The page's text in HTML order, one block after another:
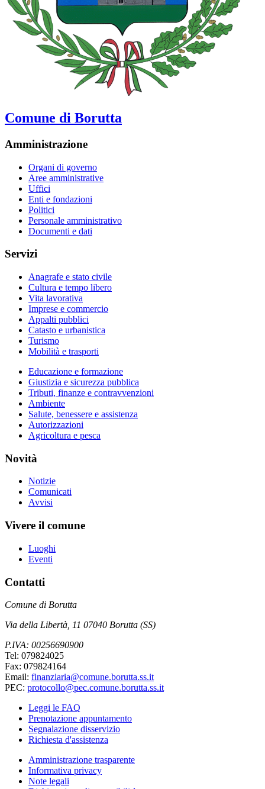
Comune di Borutta
Amministrazione
Organi di governo
Aree amministrative
Uffici
Enti e fondazioni
Politici
Personale amministrativo
Documenti e dati
Servizi
Anagrafe e stato civile
Cultura e tempo libero
Vita lavorativa
Imprese e commercio
Appalti pubblici
Catasto e urbanistica
Turismo
Mobilità e trasporti
Educazione e formazione
Giustizia e sicurezza pubblica
Tributi, finanze e contravvenzioni
Ambiente
Salute, benessere e assistenza
Autorizzazioni
Agricoltura e pesca
Novità
Notizie
Comunicati
Avvisi
Vivere il comune
Luoghi
Eventi
Contatti
Comune di Borutta
Via della Libertà, 11 07040 Borutta (SS)
P.IVA: 00256690900
Tel: 079824025
Fax: 079824164
Email: finanziaria@comune.borutta.ss.it
PEC: protocollo@pec.comune.borutta.ss.it
Leggi le FAQ
Prenotazione appuntamento
Segnalazione disservizio
Richiesta d'assistenza
Amministrazione trasparente
Informativa privacy
Note legali